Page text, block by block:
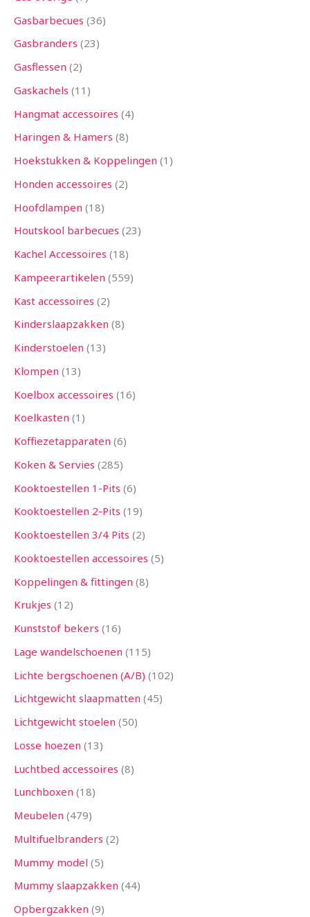
Gasbarbecues 36
Gasbranders 23
Gasflessen 2
Gaskachels 11
Hangmat accessoires 4
Haringen & Hamers 8
Hoekstukken & Koppelingen 1
Honden accessoires 2
Hoofdlampen 18
Houtskool barbecues 23
Kachel Accessoires 18
Kampeerartikelen 559
Kast accessoires 2
Kinderslaapzakken 8
Kinderstoelen 13
Klompen 13
Koelbox accessoires 16
Koelkasten 1
Koffiezetapparaten 6
Koken & Servies 285
Kooktoestellen 1-Pits 6
Kooktoestellen 2-Pits 19
Kooktoestellen 3/4 Pits 2
Kooktoestellen accessoires 5
Koppelingen & fittingen 8
Krukjes 12
Kunststof bekers 16
Lage wandelschoenen 115
Lichte bergschoenen (A/B) 102
Lichtgewicht slaapmatten 45
Lichtgewicht stoelen 50
Losse hoezen 13
Luchtbed accessoires 8
Lunchboxen 18
Meubelen 479
Multifuelbranders 2
Mummy model 5
Mummy slaapzakken 44
Opbergzakken 9